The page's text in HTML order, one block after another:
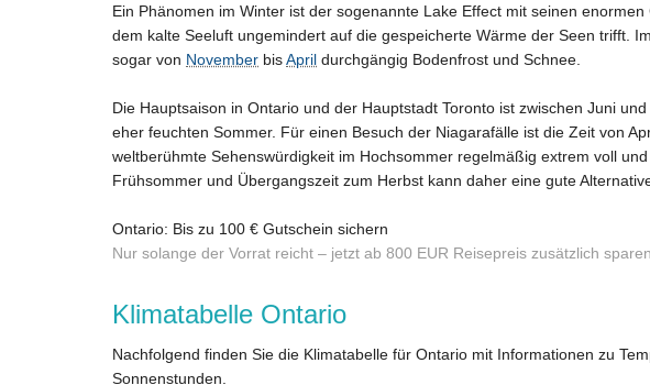
Ein Phänomen im Winter ist der sogenannte Lake Effect mit seinen
dem kalte Seeluft ungemindert auf die gespeicherte Wärme der Seen trifft.
sogar von November bisApril durchgängig Bodenfrost und Schnee.
Die Hauptsaison in Ontario und der Hauptstadt Toronto ist zwischen Juni
eher feuchten Sommer. Für einen Besuch der Niagarafälle ist die Zeit von
weltberühmte Sehenswürdigkeit im Hochsommer regelmäßig extrem voll
Frühsommer und Übergangszeit zum Herbst kann daher eine gute
Ontario: Bis zu 100 € Gutschein sichern
Nur solange der Vorrat reicht – jetzt ab 800 EUR Reisepreis zusätzlich
Klimatabelle Ontario
Nachfolgend finden Sie die Klimatabelle für Ontario mit Informationen zu
Sonnenstunden.